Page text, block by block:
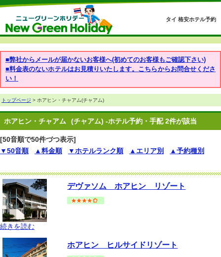
タイ 格安ホテル予約
■弊社からメールが届かないお客様へ(初めてのお客様もご確認下さい)
■料金表のないホテルはお見積りいたします。こちらからお問合せくださ
い！
トップページ > ホアヒン・チャアム(チャアム)
ホアヒン・チャアム (チャアム) -ホテル予約・手配 2件が該当
[50音順で50件づつ表示]
▼50音順
▲料金順 ▼ホテルランク順 ▲エリア別 ▲予約種別
デヴァソム ホアヒン リゾート
続きを読む
ホアヒン ヒルサイドリゾート